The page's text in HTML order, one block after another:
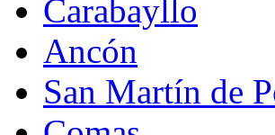
Carabayllo
Ancón
San Martín de